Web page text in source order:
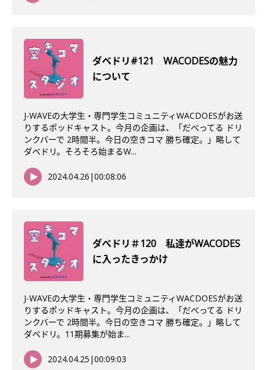
ダベドリ#121 WACODESの魅力
について
J-WAVEの大学生・専門学生コミュニティWACDOESがお送
りするポッドキャスト。今月の企画は、「だべってる ドリ
ンクバーで 2時間半。今日の空きコマ 勝ち確定。」略して
ダベドリ。そろそろ始まるW...
2024.04.26 |00:08:06
ダべドリ＃120 私達がWACODES
に入ったきっかけ
J-WAVEの大学生・専門学生コミュニティWACDOESがお送
りするポッドキャスト。今月の企画は、「だべってる ドリ
ンクバーで 2時間半。今日の空きコマ 勝ち確定。」略して
ダベドリ。11期募集が始ま...
2024.04.25 |00:09:03